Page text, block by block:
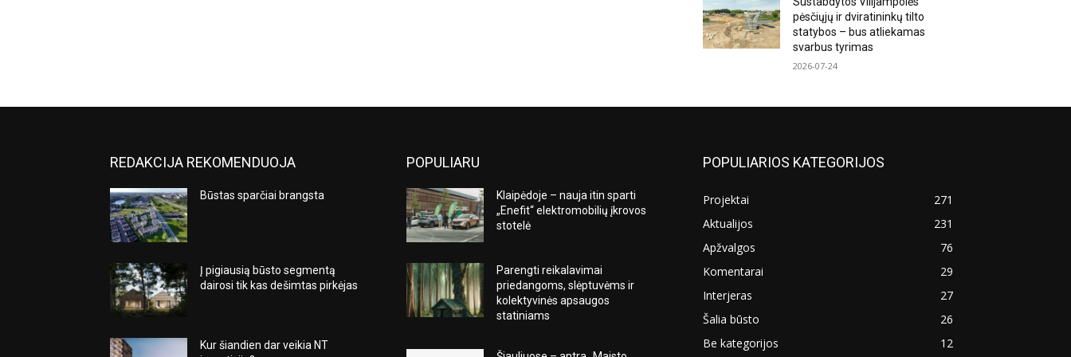
pėsčiųjų ir dviratininkų tilto
statybos – bus atliekamas
svarbus tyrimas
2026-07-24
REDAKCIJA REKOMENDUOJA
Būstas sparčiai brangsta
Į pigiausią būsto segmentą
dairosi tik kas dešimtas pirkėjas
Kur šiandien dar veikia NT
POPULIARU
Klaipėdoje – nauja itin sparti
„Enefit“ elektromobilių įkrovos
stotelė
Parengti reikalavimai
priedangoms, slėptuvėms ir
kolektyvinės apsaugos
statiniams
POPULIARIOS KATEGORIJOS
Projektai
271
Aktualijos
231
Apžvalgos
76
Komentarai
29
Interjeras
27
Šalia būsto
26
Be kategorijos
12